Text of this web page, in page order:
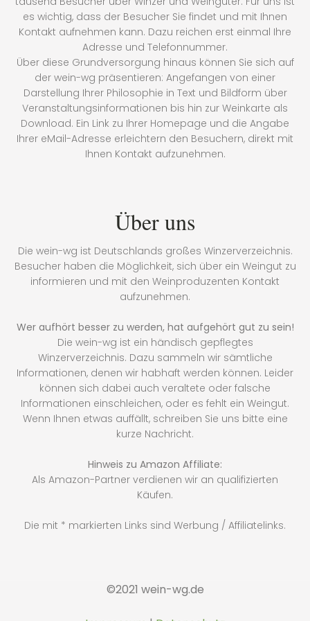
es wichtig, dass der Besucher Sie findet und mit Ihnen
Kontakt aufnehmen kann. Dazu reichen erst einmal Ihre
Adresse und Telefonnummer.
Über diese Grundversorgung hinaus können Sie sich auf
der wein-wg präsentieren: Angefangen von einer
Darstellung Ihrer Philosophie in Text und Bildform über
Veranstaltungsinformationen bis hin zur Weinkarte als
Download. Ein Link zu Ihrer Homepage und die Angabe
Ihrer eMail-Adresse erleichtern den Besuchern, direkt mit
Ihnen Kontakt aufzunehmen.
Über uns
Die wein-wg ist Deutschlands großes Winzerverzeichnis.
Besucher haben die Möglichkeit, sich über ein Weingut zu
informieren und mit den Weinproduzenten Kontakt
aufzunehmen.
Wer aufhört besser zu werden, hat aufgehört gut zu sein!
Die wein-wg ist ein händisch gepflegtes
Winzerverzeichnis. Dazu sammeln wir sämtliche
Informationen, denen wir habhaft werden können. Leider
können sich dabei auch veraltete oder falsche
Informationen einschleichen, oder es fehlt ein Weingut.
Wenn Ihnen etwas auffällt, schreiben Sie uns bitte eine
kurze Nachricht.
Hinweis zu Amazon Affiliate:
Als Amazon-Partner verdienen wir an qualifizierten
Käufen.
Die mit * markierten Links sind Werbung / Affiliatelinks.
©2021 wein-wg.de